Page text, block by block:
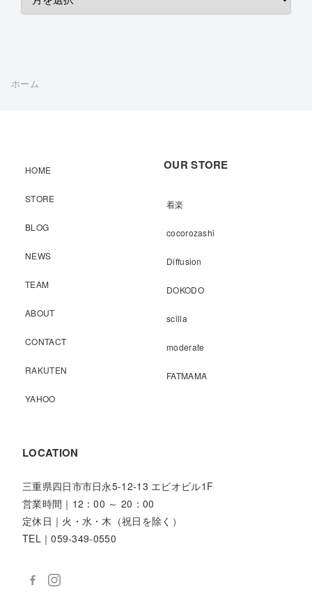
ホーム
HOME
STORE
BLOG
NEWS
TEAM
ABOUT
CONTACT
RAKUTEN
YAHOO
OUR STORE
着楽
cocorozashi
Diffusion
DOKODO
scilla
moderate
FATMAMA
LOCATION
三重県四日市市日永5-12-13 エビオビル1F
営業時間｜12：00 ～ 20：00
定休日｜火・水・木（祝日を除く）
TEL｜059-349-0550